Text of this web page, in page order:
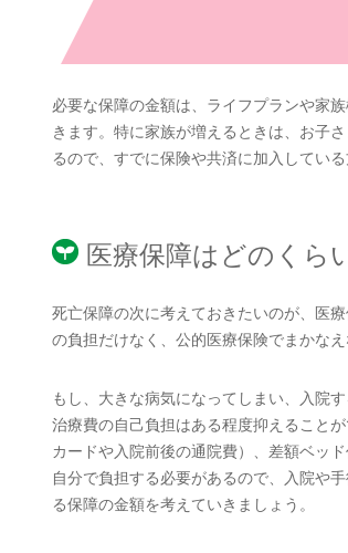
必要な保障の金額は、ライフプランや家
きます。特に家族が増えるときは、お子
るので、すでに保険や共済に加入してい
医療保障はどのくら
死亡保障の次に考えておきたいのが、医
の負担だけなく、公的医療保険でまかな
もし、大きな病気になってしまい、入院
治療費の自己負担はある程度抑えること
カードや入院前後の通院費）、差額ベッ
自分で負担する必要があるので、入院や
る保障の金額を考えていきましょう。